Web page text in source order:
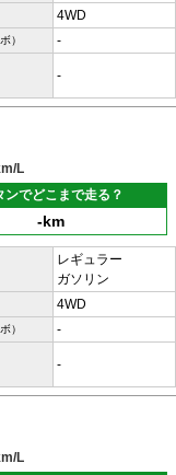
4WD
） -
-
L
ンでどこまで走る？
-km
レギュラー
ガソリン
4WD
） -
-
L